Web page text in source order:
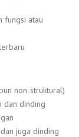
fungsi atau
non-struktural)
dan dinding
juga dinding